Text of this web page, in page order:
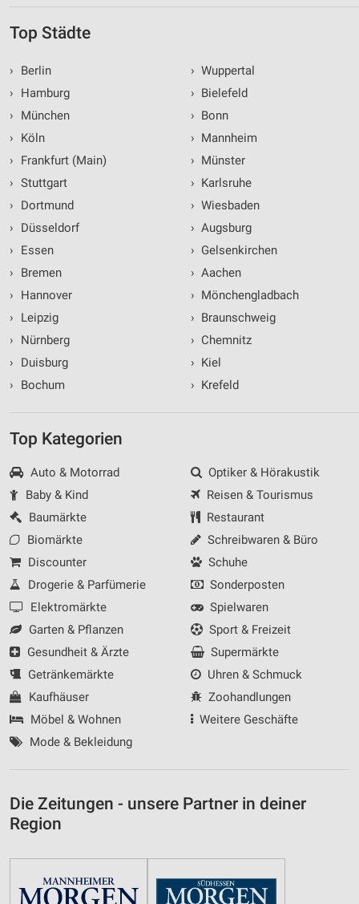
Top Städte
›
Berlin
›
Hamburg
›
München
›
Köln
›
Frankfurt (Main)
› Stuttgart
›
Dortmund
›
Düsseldorf
›
Essen
›
Bremen
›
Hannover
›
Leipzig
›
Nürnberg
›
Duisburg
›
Bochum
› Wuppertal
› Bielefeld
› Bonn
› Mannheim
› Münster
› Karlsruhe
› Wiesbaden
› Augsburg
› Gelsenkirchen
› Aachen
› Mönchengladbach
› Braunschweig
› Chemnitz
› Kiel
› Krefeld
Top Kategorien
Auto & Motorrad
Baby & Kind
Baumärkte
Biomärkte
Discounter
Drogerie & Parfümerie
Elektromärkte
Garten & Pflanzen
Gesundheit & Ärzte
Getränkemärkte
Kaufhäuser
Möbel & Wohnen
Mode & Bekleidung
Optiker & Hörakustik
Reisen & Tourismus
Restaurant
Schreibwaren & Büro
Schuhe
Sonderposten
Spielwaren
Sport & Freizeit
Supermärkte
Uhren & Schmuck
Zoohandlungen
Weitere Geschäfte
Die Zeitungen - unsere Partner in deiner
Region